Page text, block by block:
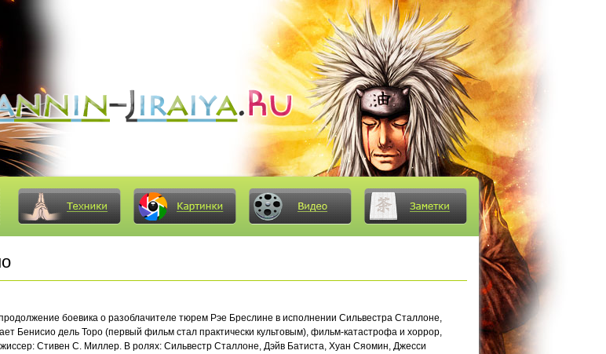
боевика о разоблачителе тюрем Рэе Бреслине в исполнении Сильвестра Сталлоне,
Бенисио дель Торо (первый фильм стал практически культовым), фильм-катастрофа и хоррор,
Стивен С. Миллер. В ролях: Сильвестр Сталлоне, Дэйв Батиста, Хуан Сяомин, Джесси